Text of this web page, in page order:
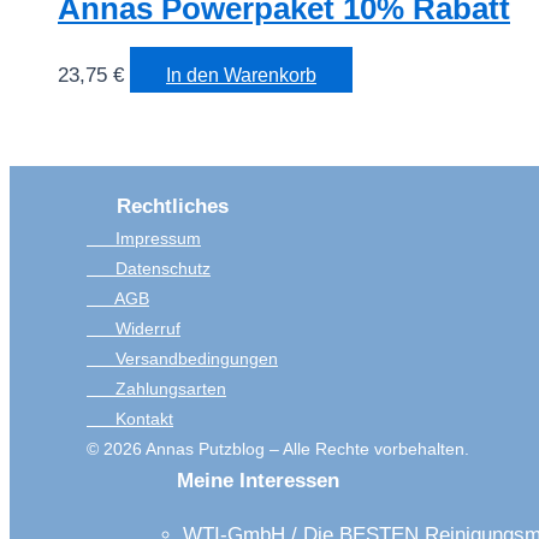
Annas Powerpaket 10% Rabatt
23,75 € In den Warenkorb
Rechtliches
Impressum
Datenschutz
AGB
Widerruf
Versandbedingungen
Zahlungsarten
Kontakt
© 2026 Annas Putzblog – Alle Rechte vorbehalten.
Meine Interessen